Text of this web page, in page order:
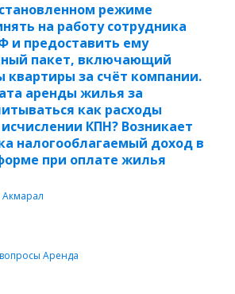
режиме
на работу сотрудника
и предоставить ему
пакет, включающий
квартиры за счёт компании.
аренды жилья за
как расходы
КПН? Возникает
налогооблагаемый доход в
при оплате жилья
Акмарал
Аренда